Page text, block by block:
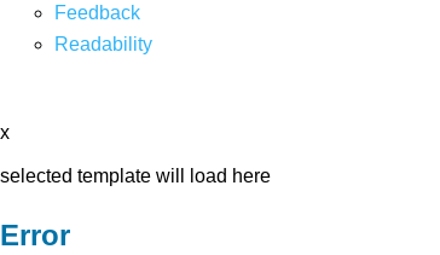
Feedback
Readability
x
selected template will load here
Error